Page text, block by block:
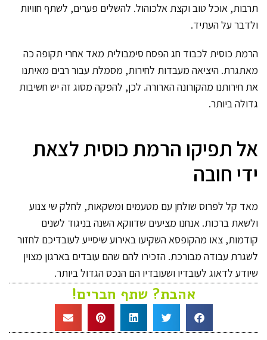
תרבות, אוכל טוב וקצת אלכוהול. להשלים פערים, לשתף חוויות
ולדבר על העתיד.
הרמת כוסית לכבוד חג הפסח סימבולית מאד אחרי תקופה כה
מאתגרת. היציאה מעבדות לחירות, מסמלת עבור רבים מאיתנו
את חירותנו מהקורונה הארורה. לכן, להפקה מסוג זה יש חשיבות
גדולה ביותר.
אל תפיקו הרמת כוסית לצאת
ידי חובה
מאד קל לפרוס שולחן עם מטעמים ומשקאות, לחלק שי צנוע
ולשאת ברכות. אנחנו מציעים שדווקא השנה בניגוד לשנים
קודמות, צאו מהקופסא השקיעו באירוע שיסייע לעובדיכם לחזור
לשגרת עבודה מבורכת. הזכירו להם שהם עובדים בארגון מצוין
שיודע לדאוג לעובדיו ושעובדיו הם הנכס הגדול ביותר.
אהבת? שתף חברים!